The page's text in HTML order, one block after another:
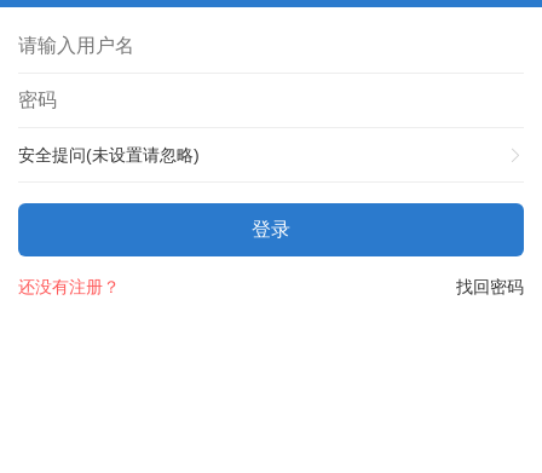
安全提问(未设置请忽略)
登录
找回密码
还没有注册？